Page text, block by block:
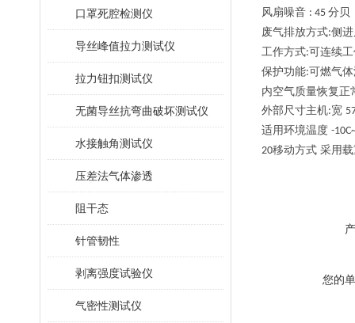
口罩死腔检测仪
导丝峰值拉力测试仪
拉力钮扣测试仪
无菌导丝抗弯曲破坏测试仪
水接触角测试仪
压差法气体渗透
阻干态
针管韧性
剥离强度试验仪
气密性测试仪
风扇噪音 : 45 分贝
废气排放方式:侧
工作方式:可连续
保护功能:可燃气
内空气质量恢复正
外部尺寸主机:宽
适用环境温度 -
20移动方式 采用
您的